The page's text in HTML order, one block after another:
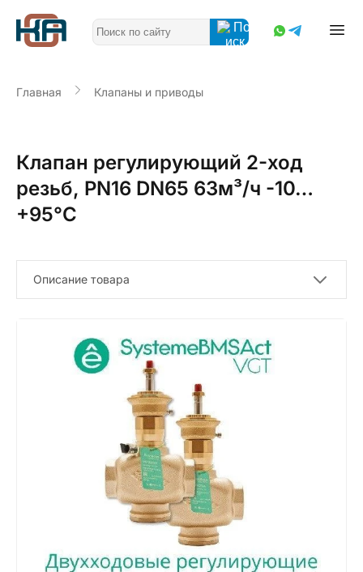
Главная Клапаны и приводы
Клапан регулирующий 2-ход
резьб, PN16 DN65 63м³/ч -10…
+95°С
Описание товара